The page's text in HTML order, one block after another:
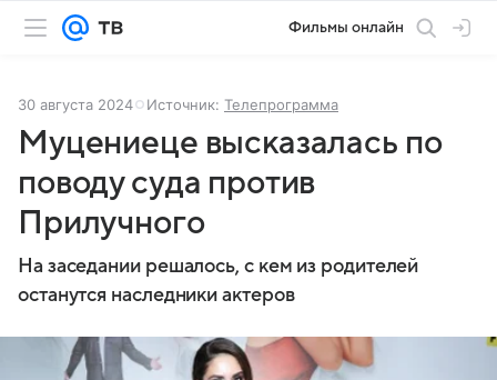
Фильмы онлайн
30 августа 2024 Источник: Телепрограмма
Муцениеце высказалась по
поводу суда против
Прилучного
На заседании решалось, с кем из родителей
останутся наследники актеров